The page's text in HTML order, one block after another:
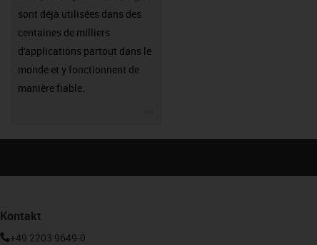
sont déjà utilisées dans des
centaines de milliers
d'applications partout dans le
monde et y fonctionnent de
manière fiable.
Kontakt
+49 2203 9649-0